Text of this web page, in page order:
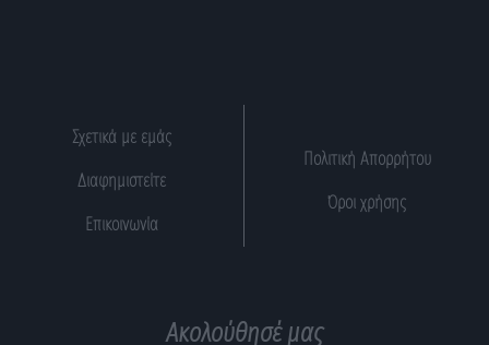
Σχετικά με εμάς
Διαφημιστείτε
Επικοινωνία
Πολιτική Απορρήτου
Όροι χρήσης
Ακολούθησέ μας